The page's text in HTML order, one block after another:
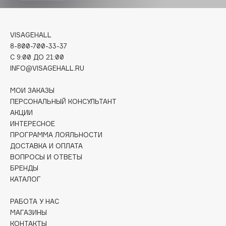
Deonica
Dior
Divage
Dolce & Gabbana
Dorco
DP Daily Perfection
Dr. Vranjes Firenze
Dr.Althea
Dr.Ceuracle
Dr.Jart+
DSD de Luxe
VISAGEHALL
8-800-700-33-37
C 9:00 ДО 21:00
INFO@VISAGEHALL.RU
МОИ ЗАКАЗЫ
ПЕРСОНАЛЬНЫЙ КОНСУЛЬТАНТ
АКЦИИ
ИНТЕРЕСНОЕ
ПРОГРАММА ЛОЯЛЬНОСТИ
ДОСТАВКА И ОПЛАТА
ВОПРОСЫ И ОТВЕТЫ
БРЕНДЫ
КАТАЛОГ
РАБОТА У НАС
МАГАЗИНЫ
КОНТАКТЫ